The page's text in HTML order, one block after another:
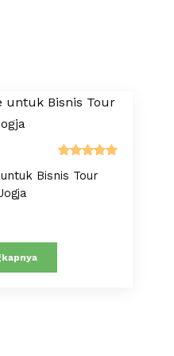
Dinilai
5.00dari 5
Bisnis Tour